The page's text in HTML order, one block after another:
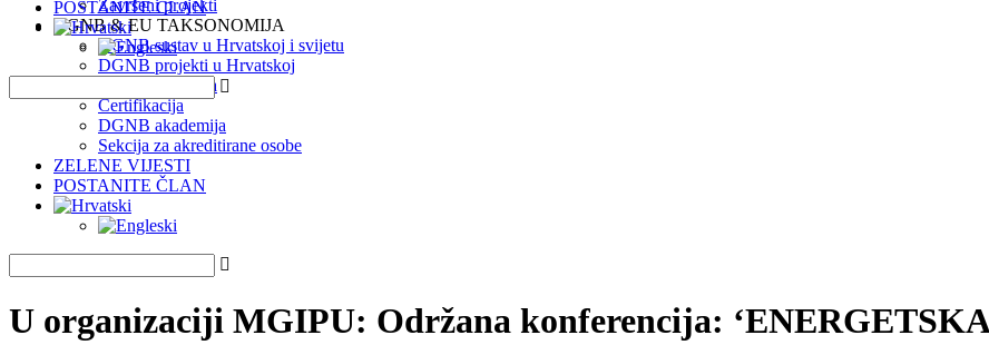
Završeni projekti
DGNB & EU TAKSONOMIJA
DGNB sustav u Hrvatskoj i svijetu
DGNB projekti u Hrvatskoj
EU Taksonomija
Certifikacija
DGNB akademija
Sekcija za akreditirane osobe
ZELENE VIJESTI
POSTANITE ČLAN
POSTANITE ČLAN
U organizaciji MGIPU: Održana konferencija: